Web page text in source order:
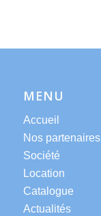
MENU
Accueil
Nos partenaires
Société
Location
Catalogue
Actualités